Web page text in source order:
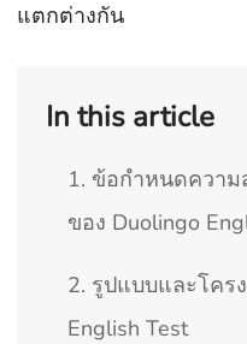
แตกต่างกัน
In this article
1. ข้อกำหนดควา
ของ Duolingo
2. รูปแบบและโคร
English Test